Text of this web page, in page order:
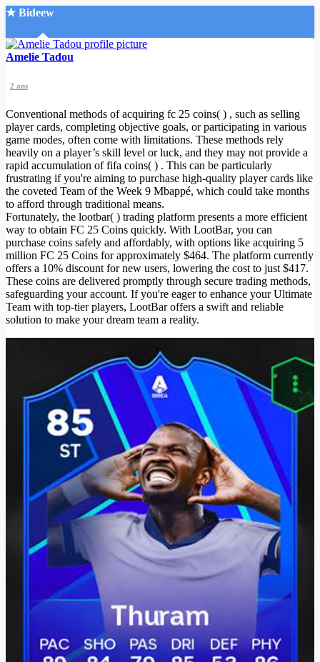
★ Bideew
Accueil
Recherche Avancée
Mon compte
Connexion
Créer un compte
Mode nuit
Amelie Tadou
2 ans
Conventional methods of acquiring fc 25 coins( ) , such as selling
player cards, completing objective goals, or participating in various
game modes, often come with limitations. These methods rely
heavily on a player’s skill level or luck, and they may not provide a
rapid accumulation of fifa coins( ) . This can be particularly
frustrating if you're aiming to purchase high-quality player cards like
the coveted Team of the Week 9 Mbappé, which could take months
to afford through traditional means.
Fortunately, the lootbar( ) trading platform presents a more efficient
way to obtain FC 25 Coins quickly. With LootBar, you can
purchase coins safely and affordably, with options like acquiring 5
million FC 25 Coins for approximately $464. The platform currently
offers a 10% discount for new users, lowering the cost to just $417.
These coins are delivered promptly through secure trading methods,
safeguarding your account. If you're eager to enhance your Ultimate
Team with top-tier players, LootBar offers a swift and reliable
solution to make your dream team a reality.